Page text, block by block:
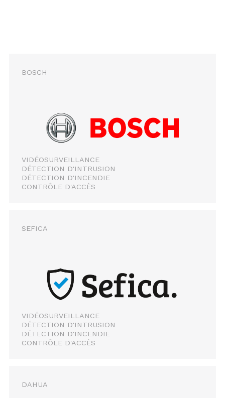
BOSCH
VIDÉOSURVEILLANCE
DÉTECTION D'INTRUSION
DÉTECTION D'INCENDIE
CONTRÔLE D'ACCÈS
SEFICA
VIDÉOSURVEILLANCE
DÉTECTION D'INTRUSION
DÉTECTION D'INCENDIE
CONTRÔLE D'ACCÈS
DAHUA